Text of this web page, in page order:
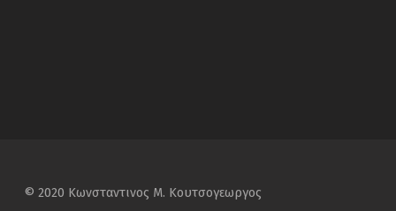
© 2020 Κωνσταντινος Μ. Κουτσογεωργος